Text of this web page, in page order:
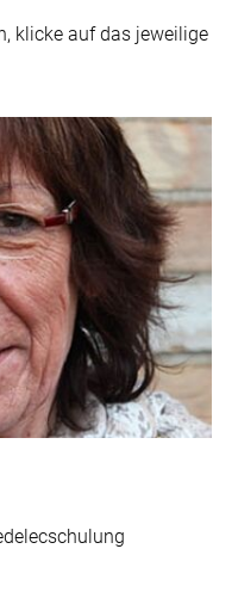
klicke auf das jeweilige